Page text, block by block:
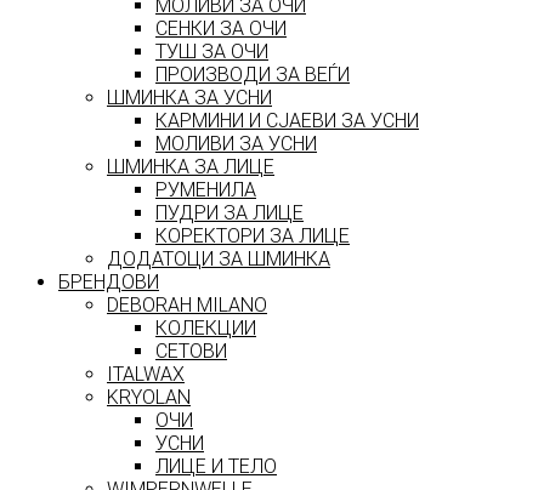
МОЛИВИ ЗА ОЧИ
СЕНКИ ЗА ОЧИ
ТУШ ЗА ОЧИ
ПРОИЗВОДИ ЗА ВЕЃИ
ШМИНКА ЗА УСНИ
КАРМИНИ И СЈАЕВИ ЗА УСНИ
МОЛИВИ ЗА УСНИ
ШМИНКА ЗА ЛИЦЕ
РУМЕНИЛА
ПУДРИ ЗА ЛИЦЕ
КОРЕКТОРИ ЗА ЛИЦЕ
ДОДАТОЦИ ЗА ШМИНКА
БРЕНДОВИ
DEBORAH MILANO
КОЛЕКЦИИ
СЕТОВИ
ITALWAX
KRYOLAN
ОЧИ
УСНИ
ЛИЦЕ И ТЕЛО